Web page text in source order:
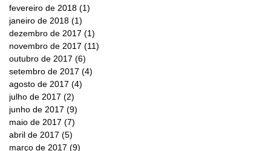
fevereiro de 2018 (1)
janeiro de 2018 (1)
dezembro de 2017 (1)
novembro de 2017 (11)
outubro de 2017 (6)
setembro de 2017 (4)
agosto de 2017 (4)
julho de 2017 (2)
junho de 2017 (9)
maio de 2017 (7)
abril de 2017 (5)
março de 2017 (9)